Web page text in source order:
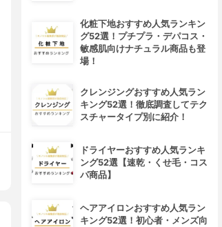
化粧下地おすすめ人気ランキン
グ52選！プチプラ・デパコス・
敏感肌向けナチュラル商品も登
場！
クレンジングおすすめ人気ラン
キング52選！徹底調査してテク
スチャータイプ別に紹介！
ドライヤーおすすめ人気ランキ
ング52選【速乾・くせ毛・コス
パ商品】
ヘアアイロンおすすめ人気ラン
キング52選！初心者・メンズ向